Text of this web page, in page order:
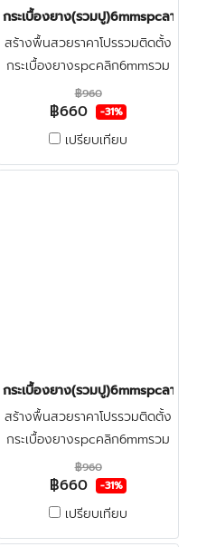
ปลา(ฺELEGANT) ราคา660บาท
กระเบื้องยาง(รวมปู)6mmspcลาย
สร้างพื้นสวยราคาโปรรวมติดตั้ง
กระเบื้องยางspcคลิก6mmรวม
ปูลายก้างปลา+ฟรีตรวจพื้นก่อน
ติดตั้ง ปูทับพื้นกระเบื้องเดิมและ
พื้นปูนใหม่
฿960
฿660 -31%
เปรียบเทียบ
ปลา(HICKOCY) ราคา660บาท
กระเบื้องยาง(รวมปู)6mmspcลายก้
สร้างพื้นสวยราคาโปรรวมติดตั้ง
กระเบื้องยางspcคลิก6mmรวม
ปูลายก้างปลา+ฟรีตรวจพื้นก่อน
ติดตั้ง ปูทับพื้นกระเบื้องเดิมและ
พื้นปูนใหม่
฿960
฿660 -31%
เปรียบเทียบ